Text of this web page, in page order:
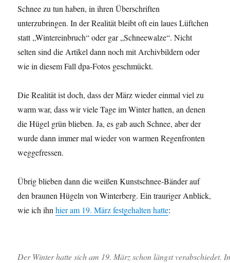
Schnee zu tun haben, in ihren Überschriften
unterzubringen. In der Realität bleibt oft ein laues Lüftchen
statt „Wintereinbruch“ oder gar „Schneewalze“. Nicht
selten sind die Artikel dann noch mit Archivbildern oder
wie in diesem Fall dpa-Fotos geschmückt.
Die Realität ist doch, dass der März wieder einmal viel zu
warm war, dass wir viele Tage im Winter hatten, an denen
die Hügel grün blieben. Ja, es gab auch Schnee, aber der
wurde dann immer mal wieder von warmen Regenfronten
weggefressen.
Übrig blieben dann die weißen Kunstschnee-Bänder auf
den braunen Hügeln von Winterberg. Ein trauriger Anblick,
wie ich ihnhier am 19. März festgehalten hatte:
Der Winter hatte sich am 19. März schon längst verabschiedet.